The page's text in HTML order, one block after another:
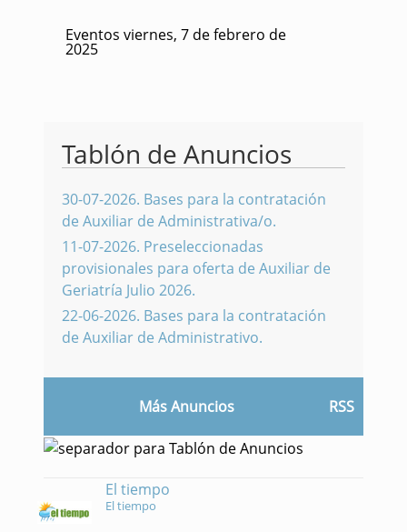
Eventos viernes, 7 de febrero de
2025
Tablón de Anuncios
30-07-2026. Bases para la contratación
de Auxiliar de Administrativa/o.
11-07-2026. Preseleccionadas
provisionales para oferta de Auxiliar de
Geriatría Julio 2026.
22-06-2026. Bases para la contratación
de Auxiliar de Administrativo.
Más Anuncios RSS
El tiempo
El tiempo